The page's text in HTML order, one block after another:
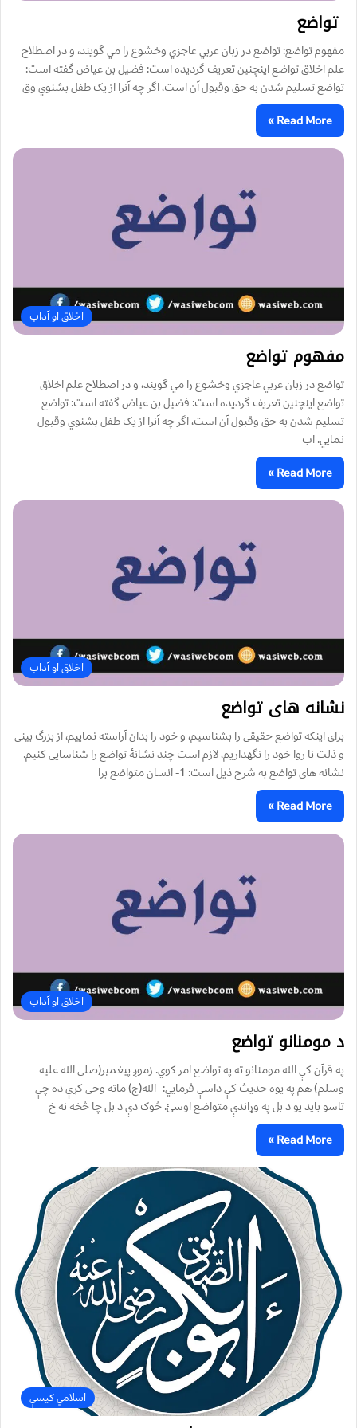
تواضع
مفهوم تواضع: تواضع در زبان عربي عاجزي وخشوع را مي گويند، و در اصطلاح
علم اخلاق تواضع اینچنین تعریف گردیده است: فضيل بن عياض گفته است:
تواضع تسليم شدن به حق وقبول آن است، اگر چه آنرا از يک طفل بشنوي وق
Read More »
اخلاق او آداب
مفهوم تواضع
تواضع در زبان عربي عاجزي وخشوع را مي گويند، و در اصطلاح علم اخلاق
تواضع اینچنین تعریف گردیده است: فضيل بن عياض گفته است: تواضع
تسليم شدن به حق وقبول آن است، اگر چه آنرا از يک طفل بشنوي وقبول
نمايي. اب
Read More »
اخلاق او آداب
نشانه های تواضع
برای اينکه تواضع حقیقی را بشناسيم، و خود را بدان آراسته نماييم، از بزرگ بینی
و ذلت نا روا خود را نگهداريم، لازم است چند نشانۀ تواضع را شناسایی کنیم.
نشانه های تواضع به شرح ذیل است: 1- انسان متواضع برا
Read More »
اخلاق او آداب
د مومنانو تواضع
په قرآن کې الله مومنانو ته په تواضع امر کوي. زموږ پيغمبر(صلی الله عليه
وسلم) هم په يوه حديث کې داسې فرمايي:- الله(ج) ماته وحی کړې ده چې
تاسو بايد يو د بل په وړاندې متواضع اوسئ. څوک دې د بل چا څخه نه خ
Read More »
اسلامي کیسې